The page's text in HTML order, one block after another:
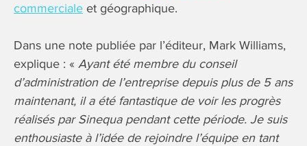
commerciale et géographique.
Dans une note publiée par l’éditeur, Mark Williams,
explique : « Ayant été membre du conseil
d’administration de l’entreprise depuis plus de 5 ans
maintenant, il a été fantastique de voir les progrès
réalisés par Sinequa pendant cette période. Je suis
enthousiaste à l’idée de rejoindre l’équipe en tant